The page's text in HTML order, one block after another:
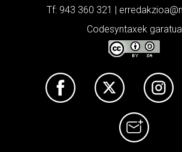
Tf: 943 360 321 |
Codesyntaxek garatua